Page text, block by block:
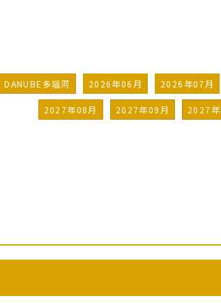
DANUBE多瑙河 2026年06月 2026年07月
2027年08月 2027年09月 2027